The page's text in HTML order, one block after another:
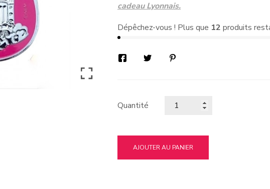
cadeau Lyonnais.
Dépêchez-vous ! Plus que 12 produits
Quantité
AJOUTER AU PANIER